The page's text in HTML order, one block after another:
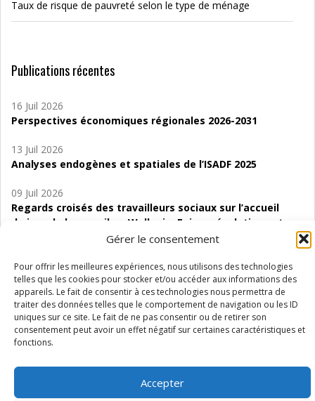
Gérer le consentement
Pour offrir les meilleures expériences, nous utilisons des technologies
telles que les cookies pour stocker et/ou accéder aux informations des
appareils. Le fait de consentir à ces technologies nous permettra de
traiter des données telles que le comportement de navigation ou les ID
uniques sur ce site. Le fait de ne pas consentir ou de retirer son
consentement peut avoir un effet négatif sur certaines caractéristiques et
fonctions.
Accepter
Taux de risque de pauvreté selon le type de ménage
Publications récentes
16 Juil 2026
Perspectives économiques régionales 2026-2031
13 Juil 2026
Analyses endogènes et spatiales de l’ISADF 2025
09 Juil 2026
Regards croisés des travailleurs sociaux sur l’accueil
de jour de bas seuil en Wallonie. Enjeux, évolutions et
06 Juil 2026
Étude d’évaluabilité des Structures
d’accompagnement à l’autocréation d’emploi (SAACE)
01 Juil 2026
Pénurie du personnel infirmier :quels indicateurs
Wallonie ?